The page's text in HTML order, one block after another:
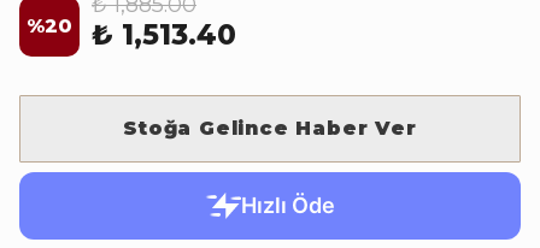
%20 ₺ 1,513.40
Stoğa Gelince Haber Ver